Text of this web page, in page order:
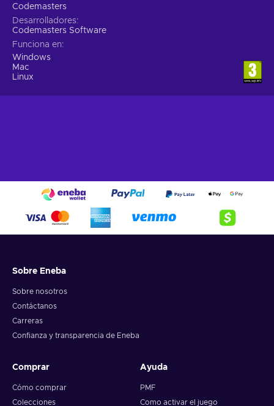
Codemasters
Desarrolladores
Codemasters Software
Funciona en
Windows
Mac
Linux
Sobre Eneba
Sobre nosotros
Contáctanos
Carreras
Confianza y transparencia de Eneba
Comprar
Cómo comprar
Colecciones
Ayuda
PMF
Como activar el juego